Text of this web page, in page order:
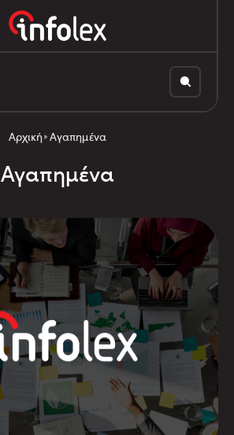
Αρχική Αγαπημένα
Αγαπημένα